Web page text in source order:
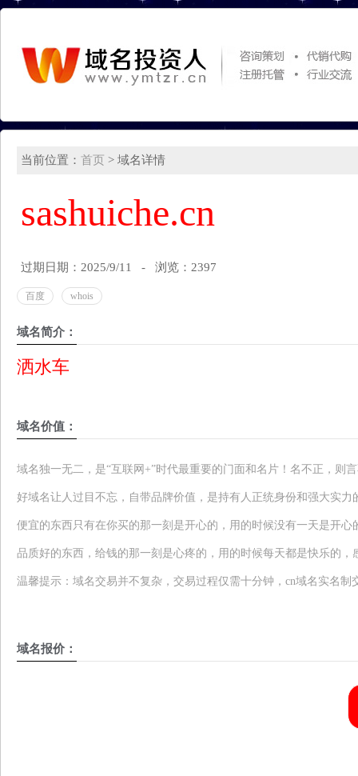
当前位置： 首页 > 域名详情
sashuiche.cn
过期日期：2025/9/11 - 浏览：2397
百度 whois
域名简介：
洒水车
域名价值：
域名独一无二，是“互联网+”时代最重要的门面和名片！名不正，则
好域名让人过目不忘，自带品牌价值，是持有人正统身份和强大实力
便宜的东西只有在你买的那一刻是开心的，用的时候没有一天是开心
品质好的东西，给钱的那一刻是心疼的，用的时候每天都是快乐的，
温馨提示：域名交易并不复杂，交易过程仅需十分钟，cn域名实名制
域名报价：